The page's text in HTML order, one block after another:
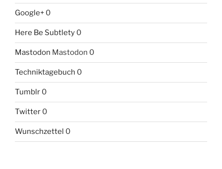
Google+ 0
Here Be Subtlety 0
Mastodon Mastodon 0
Techniktagebuch 0
Tumblr 0
Twitter 0
Wunschzettel 0